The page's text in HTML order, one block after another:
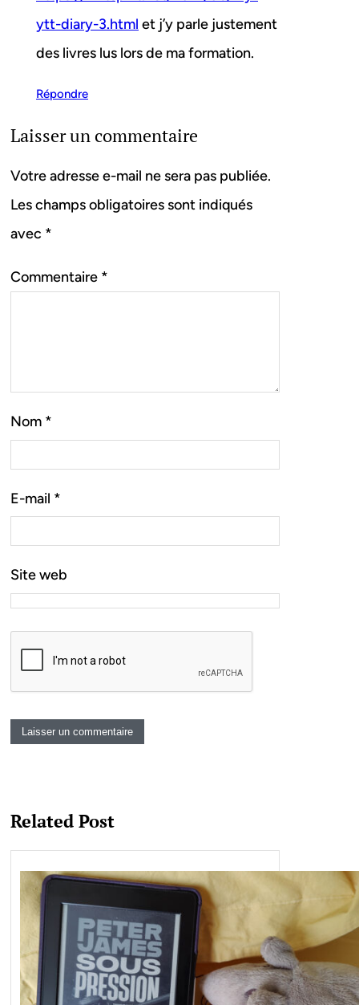
ytt-diary-3.html et j’y parle justement
des livres lus lors de ma formation.
Répondre
Laisser un commentaire
Votre adresse e-mail ne sera pas publiée.
Les champs obligatoires sont indiqués
avec *
Commentaire *
Nom *
E-mail *
Site web
Related Post